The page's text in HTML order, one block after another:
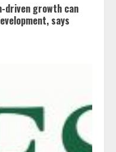
driven growth can
says